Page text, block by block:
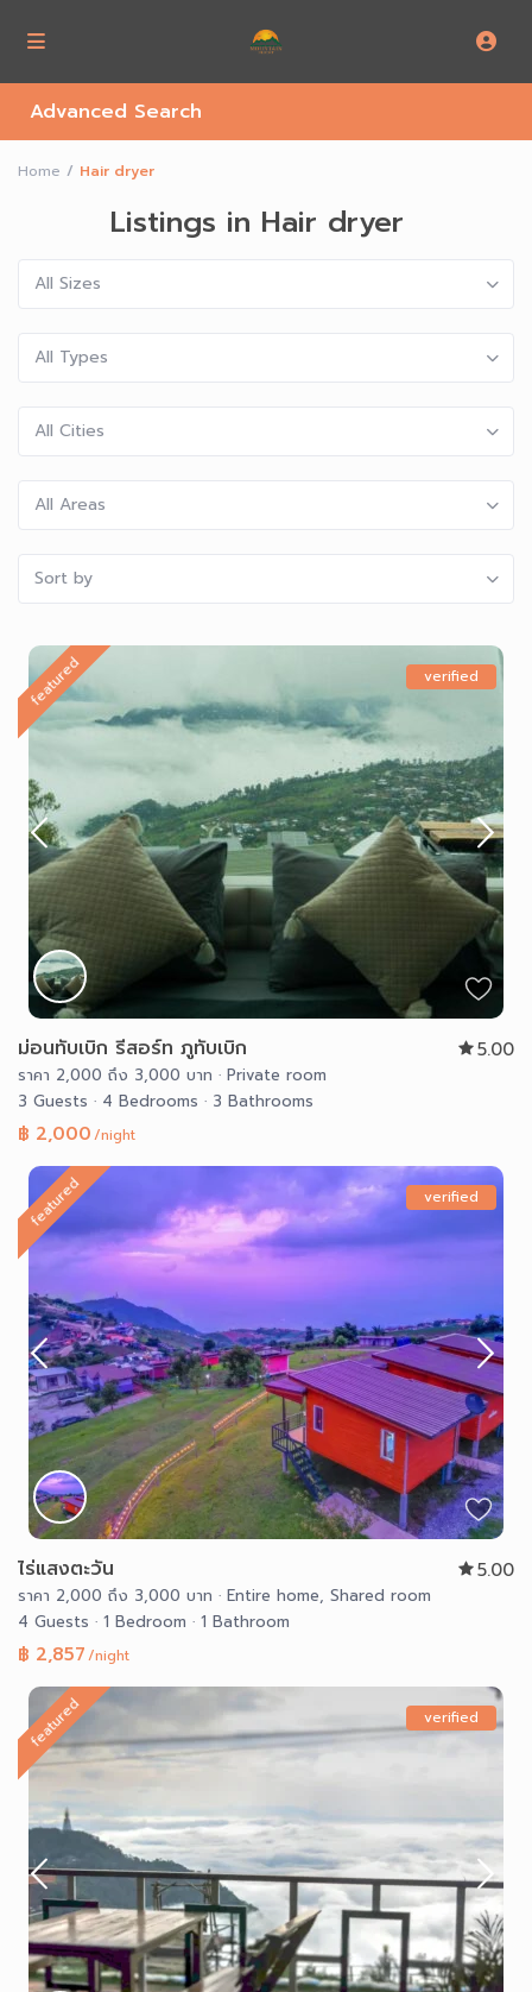
Advanced Search
Home Hair dryer
Listings in Hair dryer
All Sizes
All Types
All Cities
All Areas
Sort by
featured verified
ม่อนทับเบิก รีสอร์ท ภูทับเบิก 5.00
ราคา 2,000 ถึง 3,000 บาท · Private room
3 Guests· 4 Bedrooms· 3 Bathrooms
฿ 2,000/night
featured verified
ไร่แสงตะวัน 5.00
ราคา 2,000 ถึง 3,000 บาท · Entire home,Shared room
4 Guests· 1 Bedroom· 1 Bathroom
฿ 2,857/night
featured verified